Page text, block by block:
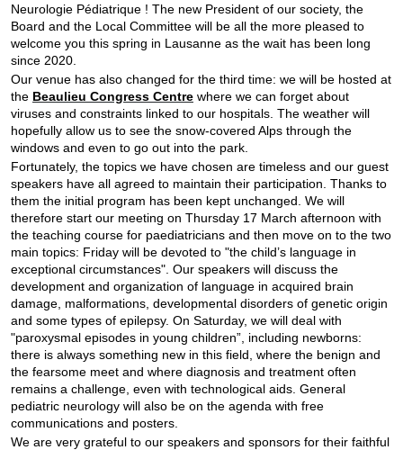
Neurologie Pédiatrique ! The new President of our society, the
Board and the Local Committee will be all the more pleased to
welcome you this spring in Lausanne as the wait has been long
since 2020.
Our venue has also changed for the third time: we will be hosted at
the Beaulieu Congress Centre where we can forget about
viruses and constraints linked to our hospitals. The weather will
hopefully allow us to see the snow-covered Alps through the
windows and even to go out into the park.
Fortunately, the topics we have chosen are timeless and our guest
speakers have all agreed to maintain their participation. Thanks to
them the initial program has been kept unchanged. We will
therefore start our meeting on Thursday 17 March afternoon with
the teaching course for paediatricians and then move on to the two
main topics: Friday will be devoted to "the child’s language in
exceptional circumstances". Our speakers will discuss the
development and organization of language in acquired brain
damage, malformations, developmental disorders of genetic origin
and some types of epilepsy. On Saturday, we will deal with
"paroxysmal episodes in young children”, including newborns:
there is always something new in this field, where the benign and
the fearsome meet and where diagnosis and treatment often
remains a challenge, even with technological aids. General
pediatric neurology will also be on the agenda with free
communications and posters.
We are very grateful to our speakers and sponsors for their faithful